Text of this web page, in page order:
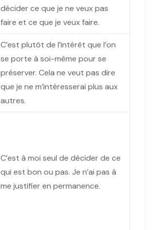
décider ce que je ne veux pas
faire et ce que je veux faire.
C’est plutôt de l’intérêt que l’on
se porte à soi-même pour se
préserver. Cela ne veut pas dire
que je ne m’intéresserai plus aux
autres.
C’est à moi seul de décider de ce
qui est bon ou pas. Je n’ai pas à
me justifier en permanence.